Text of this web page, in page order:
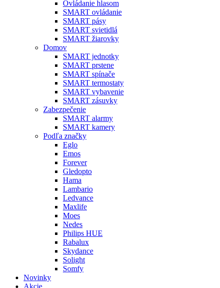
Ovládanie hlasom
SMART ovládanie
SMART pásy
SMART svietidlá
SMART žiarovky
Domov
SMART jednotky
SMART prstene
SMART spínače
SMART termostaty
SMART vybavenie
SMART zásuvky
Zabezpečenie
SMART alarmy
SMART kamery
Podľa značky
Eglo
Emos
Forever
Gledopto
Hama
Lambario
Ledvance
Maxlife
Moes
Nedes
Philips HUE
Rabalux
Skydance
Solight
Somfy
Novinky
Akcie